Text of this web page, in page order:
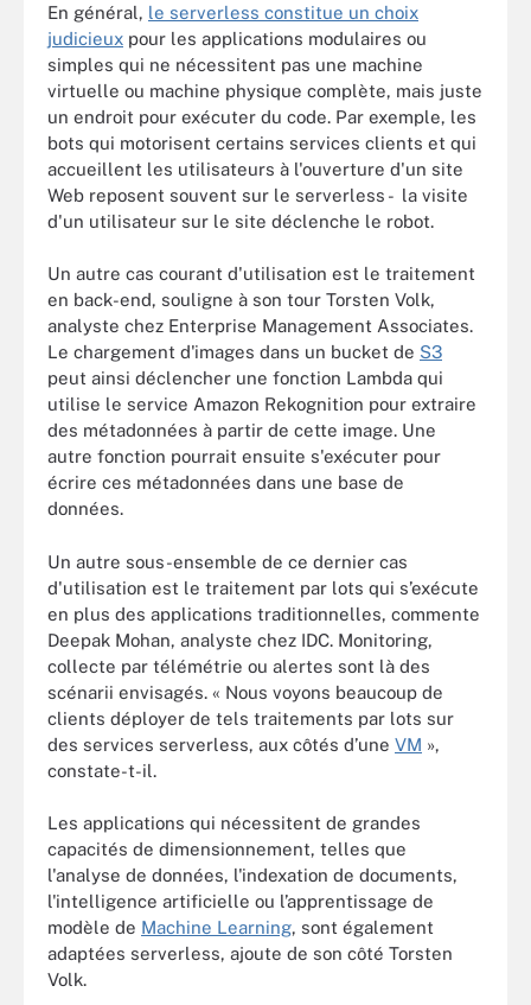
En général, le serverless constitue un choix
judicieux pour les applications modulaires ou
simples qui ne nécessitent pas une machine
virtuelle ou machine physique complète, mais juste
un endroit pour exécuter du code. Par exemple, les
bots qui motorisent certains services clients et qui
accueillent les utilisateurs à l'ouverture d'un site
Web reposent souvent sur le serverless - la visite
d'un utilisateur sur le site déclenche le robot.
Un autre cas courant d'utilisation est le traitement
en back-end, souligne à son tour Torsten Volk,
analyste chez Enterprise Management Associates.
Le chargement d'images dans un bucket de S3
peut ainsi déclencher une fonction Lambda qui
utilise le service Amazon Rekognition pour extraire
des métadonnées à partir de cette image. Une
autre fonction pourrait ensuite s'exécuter pour
écrire ces métadonnées dans une base de
données.
Un autre sous-ensemble de ce dernier cas
d'utilisation est le traitement par lots qui s’exécute
en plus des applications traditionnelles, commente
Deepak Mohan, analyste chez IDC. Monitoring,
collecte par télémétrie ou alertes sont là des
scénarii envisagés. « Nous voyons beaucoup de
clients déployer de tels traitements par lots sur
des services serverless, aux côtés d’une VM »,
constate-t-il.
Les applications qui nécessitent de grandes
capacités de dimensionnement, telles que
l'analyse de données, l'indexation de documents,
l'intelligence artificielle ou l’apprentissage de
modèle de Machine Learning, sont également
adaptées serverless, ajoute de son côté Torsten
Volk.